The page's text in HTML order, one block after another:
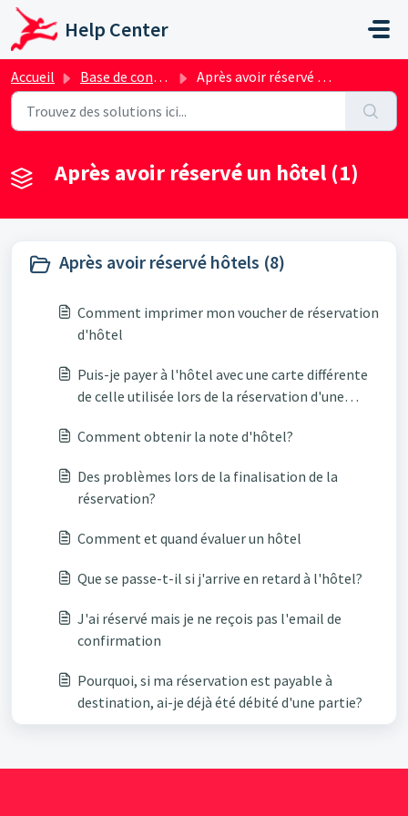
Passer au contenu principal
Help Center
Accueil Base de connaissances Après avoir réservé un hôtel
Après avoir réservé un hôtel (1)
Après avoir réservé hôtels (8)
Comment imprimer mon voucher de réservation
d'hôtel
Puis-je payer à l'hôtel avec une carte différente
de celle utilisée lors de la réservation d'une
Comment obtenir la note d'hôtel?
Des problèmes lors de la finalisation de la
réservation?
Comment et quand évaluer un hôtel
Que se passe-t-il si j'arrive en retard à l'hôtel?
J'ai réservé mais je ne reçois pas l'email de
confirmation
Pourquoi, si ma réservation est payable à
destination, ai-je déjà été débité d'une partie?